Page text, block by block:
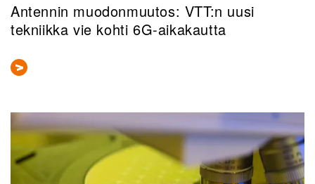
Antennin muodonmuutos: VTT:n uusi
tekniikka vie kohti 6G-aikakautta